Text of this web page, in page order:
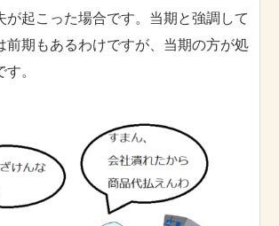
が起こった場合です。当期と強調して
前期もあるわけですが、当期の方が処
。